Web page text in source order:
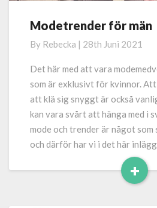
Modetrender
män
Modetrender för män
By Rebecka | 28th Juni 2021
Det här med att vara
som är exklusivt för kvinnor.
att klä sig snyggt är också
kan vara svårt att hänga med i
mode och trender är något
och därför har vi i det här
+